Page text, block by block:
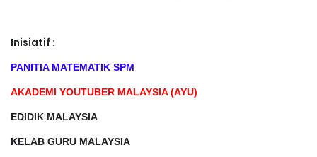
Inisiatif :
PANITIA MATEMATIK SPM
AKADEMI YOUTUBER MALAYSIA (AYU)
EDIDIK MALAYSIA
KELAB GURU MALAYSIA